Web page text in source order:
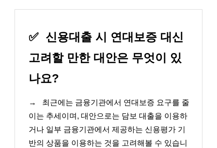
✅ 신용대출 시 연대보증 대신
고려할 만한 대안은 무엇이 있
나요?
→
최근에는 금융기관에서 연대보증 요구를 줄
이는 추세이며, 대안으로는 담보 대출을 이용하
거나 일부 금융기관에서 제공하는 신용평가 기
반의 상품을 이용하는 것을 고려해볼 수 있습니